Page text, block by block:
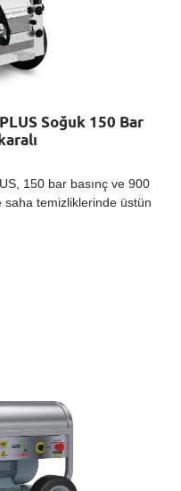
Soğuk 150 Bar
150 bar basınç ve 900
saha temizliklerinde üstün